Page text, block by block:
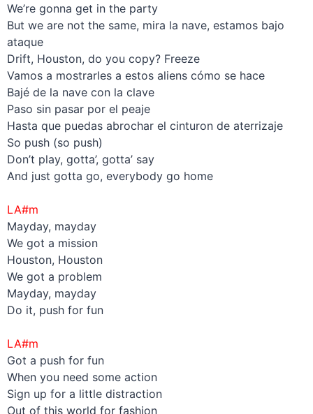
We’re gonna get in the party
But we are not the same, mira la nave, estamos bajo
ataque
Drift, Houston, do you copy? Freeze
Vamos a mostrarles a estos aliens cómo se hace
Bajé de la nave con la clave
Paso sin pasar por el peaje
Hasta que puedas abrochar el cinturon de aterrizaje
So push (so push)
Don’t play, gotta’, gotta’ say
And just gotta go, everybody go home
LA#m
Mayday, mayday
We got a mission
Houston, Houston
We got a problem
Mayday, mayday
Do it, push for fun
LA#m
Got a push for fun
When you need some action
Sign up for a little distraction
Out of this world for fashion